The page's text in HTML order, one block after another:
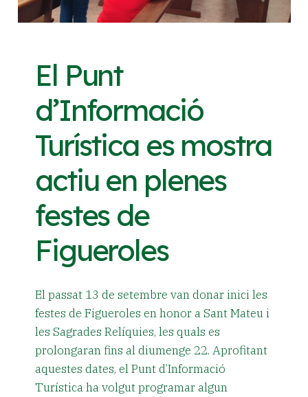
El Punt
d’Informació
Turística es mostra
actiu en plenes
festes de
Figueroles
El passat 13 de setembre van donar inici les
festes de Figueroles en honor a Sant Mateu i
les Sagrades Relíquies, les quals es
prolongaran fins al diumenge 22. Aprofitant
aquestes dates, el Punt d’Informació
Turística ha volgut programar algun